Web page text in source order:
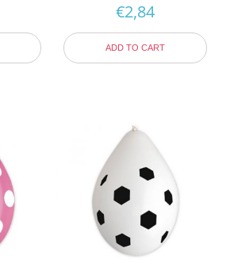
€2,84
ADD TO CART